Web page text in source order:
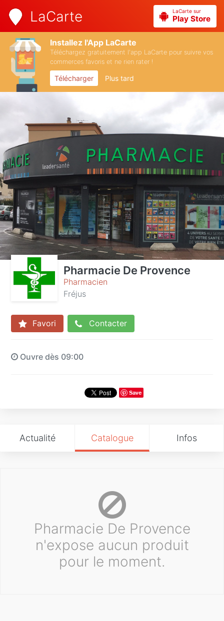
LaCarte LaCarte sur
Play Store
Installez l'App LaCarte
Téléchargez gratuitement l'app LaCarte pour suivre vos
commerces favoris et ne rien rater !
Télécharger Plus tard
Pharmacie De Provence
Pharmacien
Fréjus
Favori Contacter
Ouvre dès 09:00
Save
Actualité Catalogue Infos
Pharmacie De Provence
n'expose aucun produit
pour le moment.